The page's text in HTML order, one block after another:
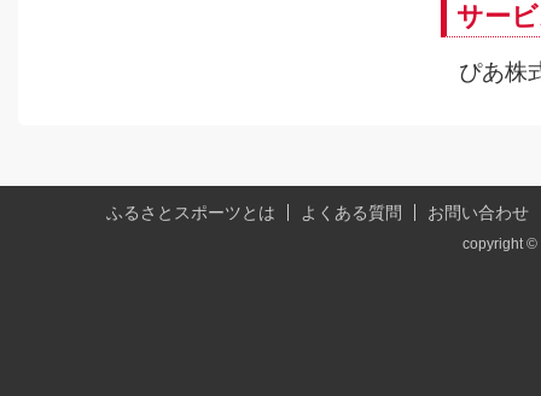
サー
ぴあ株
ふるさとスポーツとは よくある質問 お問い合わせ
copyright ©